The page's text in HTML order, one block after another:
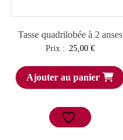
Tasse quadrilobée à 2 anses
Prix : 25,00 €
Ajouter au panier